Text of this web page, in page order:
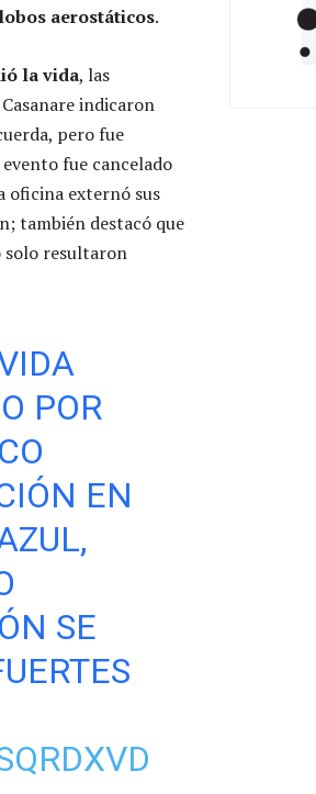
aerostáticos.
la vida, las
indicaron
pero fue
fue cancelado
oficina externó sus
también destacó que
solo resultaron
POR
EN
SE